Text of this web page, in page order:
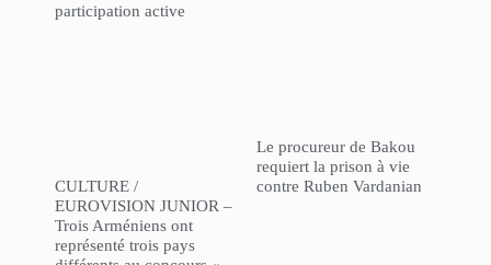
participation active
CULTURE /
EUROVISION JUNIOR –
Trois Arméniens ont
représenté trois pays
Le procureur de Bakou
requiert la prison à vie
contre Ruben Vardanian